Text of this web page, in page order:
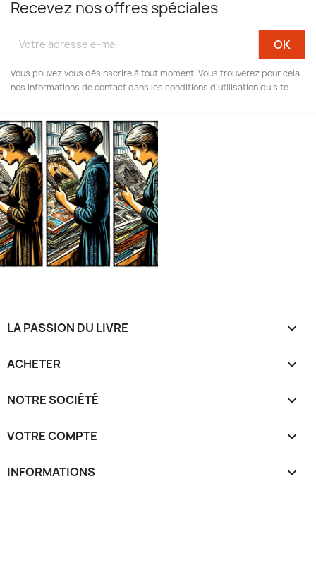
Recevez nos offres spéciales
Vous pouvez vous désinscrire à tout moment. Vous trouverez pour cela
nos informations de contact dans les conditions d'utilisation du site.
LA PASSION DU LIVRE 
ACHETER 
NOTRE SOCIÉTÉ 
VOTRE COMPTE 
INFORMATIONS keyboard_arrow_down